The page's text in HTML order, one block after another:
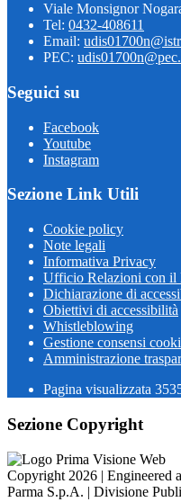
Viale Monsignor
Tel: 0432-408611
Email:
PEC:
Seguici su
Facebook
Youtube
Instagram
Sezione Link Utili
Cookie policy
Note legali
Informativa Privacy
Ufficio Relazioni con il
Dichiarazione di
Obiettivi di accessibilità
Whistleblowing
Gestione consensi
Amministrazione
Pagina visualizzata
Sezione Copyright
Copyright 2026 | Engineered
Parma S.p.A. | Divisione